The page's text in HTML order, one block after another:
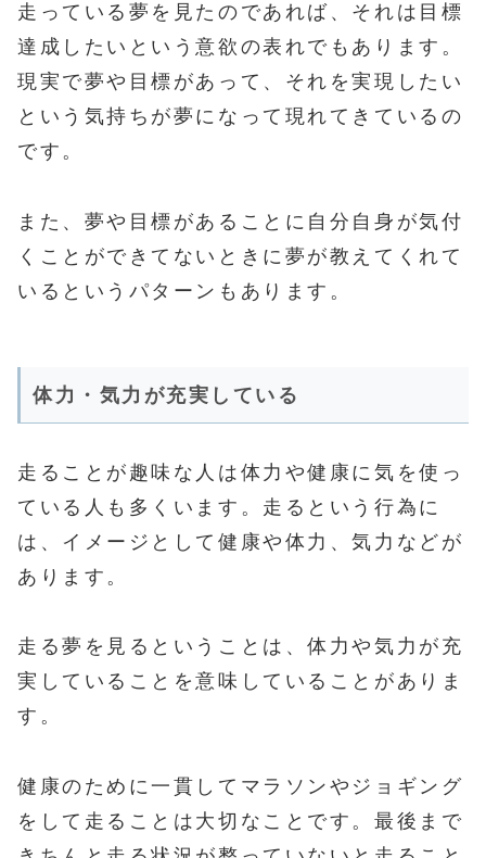
走っている夢を見たのであれば、それは目標
達成したいという意欲の表れでもあります。
現実で夢や目標があって、それを実現したい
という気持ちが夢になって現れてきているの
です。
また、夢や目標があることに自分自身が気付
くことができてないときに夢が教えてくれて
いるというパターンもあります。
体力・気力が充実している
走ることが趣味な人は体力や健康に気を使っ
ている人も多くいます。走るという行為に
は、イメージとして健康や体力、気力などが
あります。
走る夢を見るということは、体力や気力が充
実していることを意味していることがありま
す。
健康のために一貫してマラソンやジョギング
をして走ることは大切なことです。最後まで